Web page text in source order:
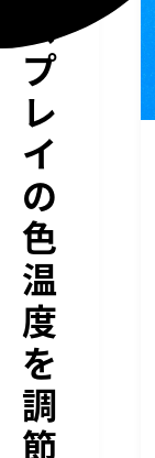
ス
プ
レ
イ
の
色
温
度
を
調
節